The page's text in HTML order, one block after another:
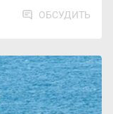
ОБСУДИТЬ